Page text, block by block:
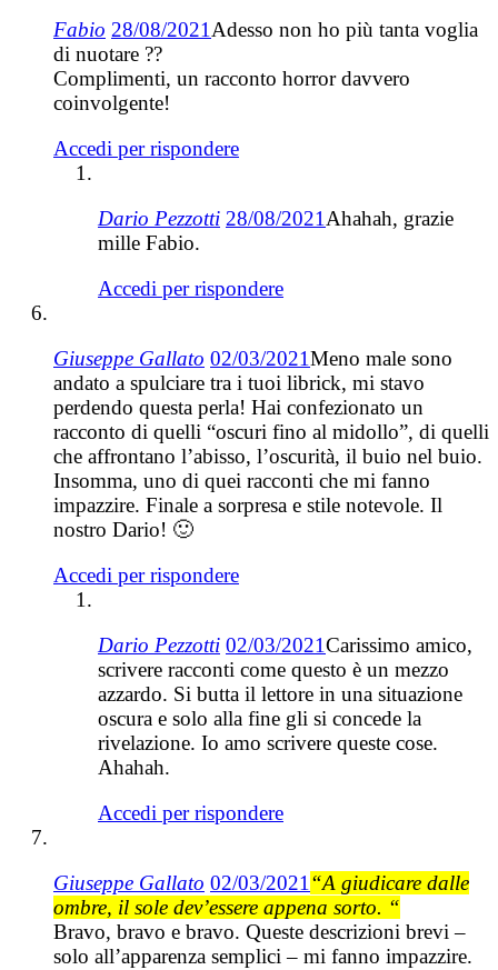
Fabio 28/08/2021Adesso non ho più tanta voglia
di nuotare ??
Complimenti, un racconto horror davvero
coinvolgente!
Accedi per rispondere
Dario Pezzotti 28/08/2021Ahahah, grazie
mille Fabio.
Accedi per rispondere
Giuseppe Gallato 02/03/2021Meno male sono
andato a spulciare tra i tuoi librick, mi stavo
perdendo questa perla! Hai confezionato un
racconto di quelli “oscuri fino al midollo”, di quelli
che affrontano l’abisso, l’oscurità, il buio nel buio.
Insomma, uno di quei racconti che mi fanno
impazzire. Finale a sorpresa e stile notevole. Il
nostro Dario! 🙂
Accedi per rispondere
Dario Pezzotti 02/03/2021Carissimo amico,
scrivere racconti come questo è un mezzo
azzardo. Si butta il lettore in una situazione
oscura e solo alla fine gli si concede la
rivelazione. Io amo scrivere queste cose.
Ahahah.
Accedi per rispondere
Giuseppe Gallato 02/03/2021“A giudicare dalle
ombre, il sole dev’essere appena sorto. “
Bravo, bravo e bravo. Queste descrizioni brevi –
solo all’apparenza semplici – mi fanno impazzire.